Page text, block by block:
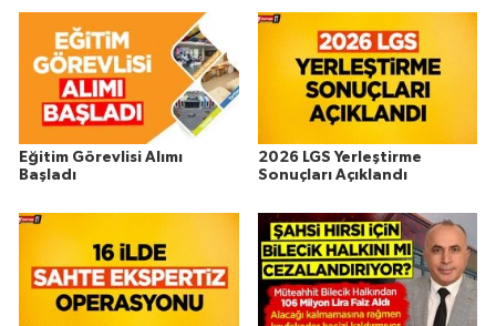
Eğitim Görevlisi Alımı
Başladı
2026 LGS Yerleştirme
Sonuçları Açıklandı